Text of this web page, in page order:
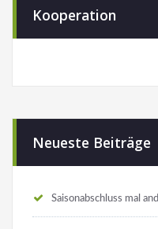
Kooperation
Neueste Beiträge
Saisonabschluss mal